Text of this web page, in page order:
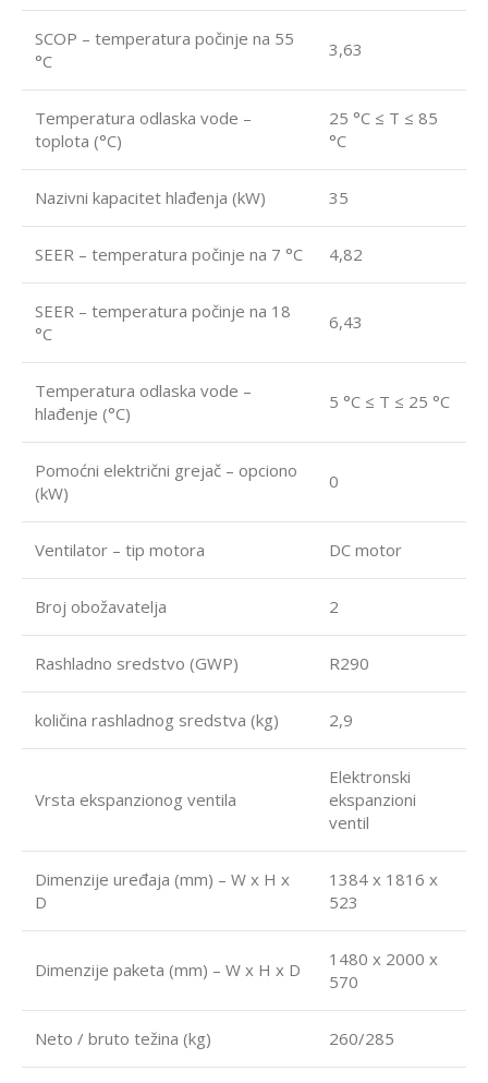
SCOP – temperatura počinje na 55
°C
3,63
Temperatura odlaska vode –
toplota (°C)
25 °C ≤ T ≤ 85
°C
Nazivni kapacitet hlađenja (kW) 35
SEER – temperatura počinje na 7 °C 4,82
SEER – temperatura počinje na 18
°C
6,43
Temperatura odlaska vode –
hlađenje (°C)
5 °C ≤ T ≤ 25 °C
Pomoćni električni grejač – opciono
(kW)
0
Ventilator – tip motora DC motor
Broj obožavatelja 2
Rashladno sredstvo (GWP) R290
količina rashladnog sredstva (kg) 2,9
Vrsta ekspanzionog ventila
Elektronski
ekspanzioni
ventil
Dimenzije uređaja (mm) – W x H x
D
1384 x 1816 x
523
Dimenzije paketa (mm) – W x H x D
1480 x 2000 x
570
Neto / bruto težina (kg) 260/285